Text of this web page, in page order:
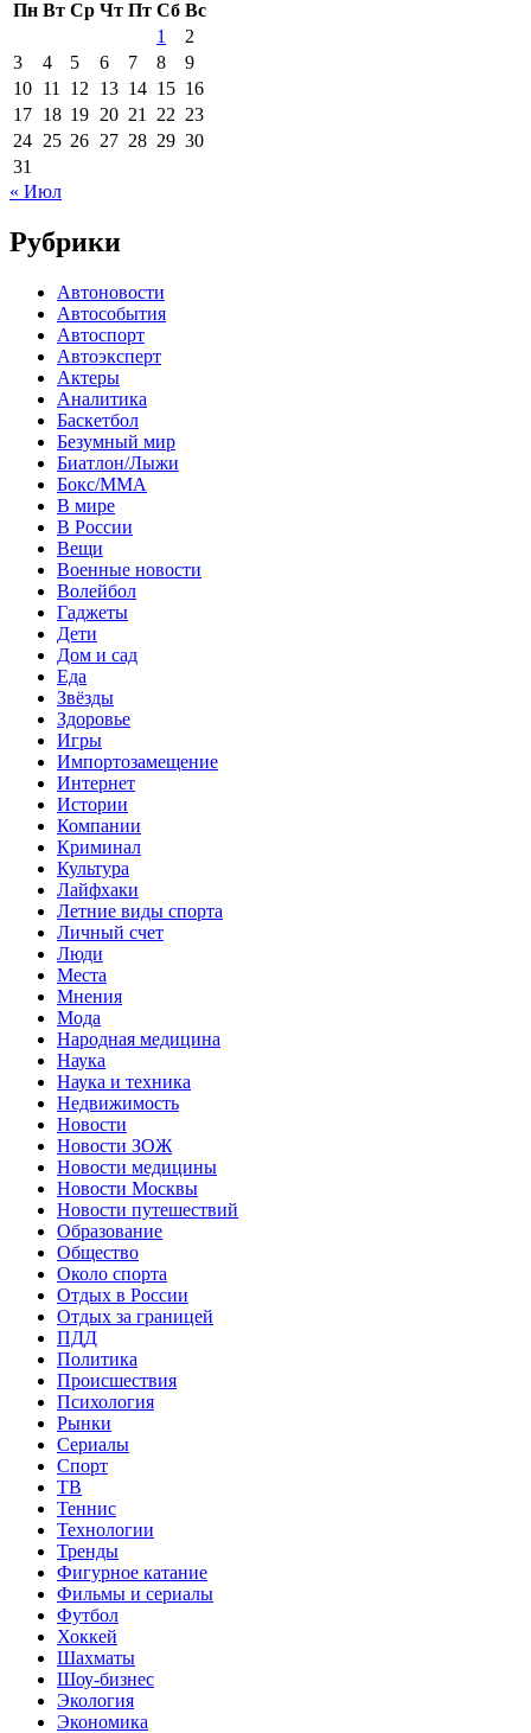
Пн Вт Ср Чт Пт Сб Вс
1
2
3
4 5 6 7 8
9
10 11 12 13 14 15 16
17 18 19 20 21 22 23
24 25 26 27 28 29 30
31
« Июл
Рубрики
Автоновости
Автособытия
Автоспорт
Автоэксперт
Актеры
Аналитика
Баскетбол
Безумный мир
Биатлон/Лыжи
Бокс/MMA
В мире
В России
Вещи
Военные новости
Волейбол
Гаджеты
Дети
Дом и сад
Еда
Звёзды
Здоровье
Игры
Импортозамещение
Интернет
Истории
Компании
Криминал
Культура
Лайфхаки
Летние виды спорта
Личный счет
Люди
Места
Мнения
Мода
Народная медицина
Наука
Наука и техника
Недвижимость
Новости
Новости ЗОЖ
Новости медицины
Новости Москвы
Новости путешествий
Образование
Общество
Около спорта
Отдых в России
Отдых за границей
ПДД
Политика
Происшествия
Психология
Рынки
Сериалы
Спорт
ТВ
Теннис
Технологии
Тренды
Фигурное катание
Фильмы и сериалы
Футбол
Хоккей
Шахматы
Шоу-бизнес
Экология
Экономика